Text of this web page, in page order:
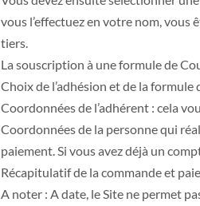
vous l’effectuez en votre nom, vous
tiers.
La souscription à une formule de
Choix de l’adhésion et de la
Coordonnées de l’adhérent : cela
Coordonnées de la personne qui
paiement. Si vous avez déjà un
Récapitulatif de la commande et
A noter : A date, le Site ne permet